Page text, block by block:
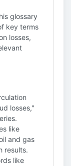
glossary
key terms
losses,
losses,"
like
and gas
results.
like